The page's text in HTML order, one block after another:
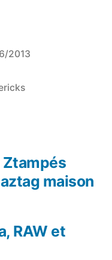
2013
:
RAW et
:
Ztampés
maison